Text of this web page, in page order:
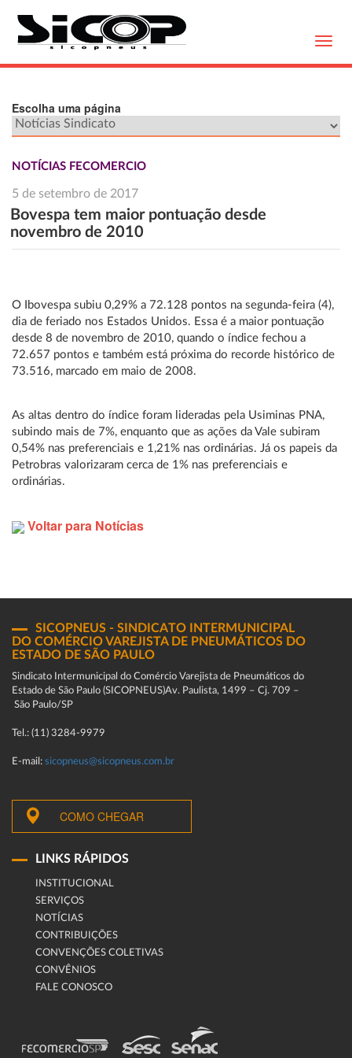
Escolha uma página
NOTÍCIAS FECOMERCIO
5 de setembro de 2017
Bovespa tem maior pontuação desde
novembro de 2010
O Ibovespa subiu 0,29% a 72.128 pontos na segunda-feira (4),
dia de feriado nos Estados Unidos. Essa é a maior pontuação
desde 8 de novembro de 2010, quando o índice fechou a
72.657 pontos e também está próxima do recorde histórico de
73.516, marcado em maio de 2008.
As altas dentro do índice foram lideradas pela Usiminas PNA,
subindo mais de 7%, enquanto que as ações da Vale subiram
0,54% nas preferenciais e 1,21% nas ordinárias. Já os papeis da
Petrobras valorizaram cerca de 1% nas preferenciais e
ordinárias.
Voltar para Notícias
SICOPNEUS - SINDICATO INTERMUNICIPAL
DO COMÉRCIO VAREJISTA DE PNEUMÁTICOS DO
ESTADO DE SÃO PAULO
Sindicato Intermunicipal do Comércio Varejista de Pneumáticos do
Estado de São Paulo (SICOPNEUS)Av. Paulista, 1499 – Cj. 709 –
São Paulo/SP
Tel.: (11) 3284-9979
E-mail: sicopneus@sicopneus.com.br
COMO CHEGAR
LINKS RÁPIDOS
INSTITUCIONAL
SERVIÇOS
NOTÍCIAS
CONTRIBUIÇÕES
CONVENÇÕES COLETIVAS
CONVÊNIOS
FALE CONOSCO